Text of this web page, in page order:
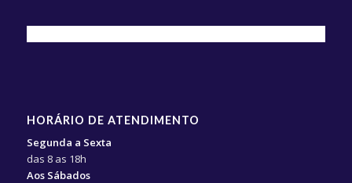
HORÁRIO DE ATENDIMENTO
Segunda a Sexta
das 8 as 18h
Aos Sábados